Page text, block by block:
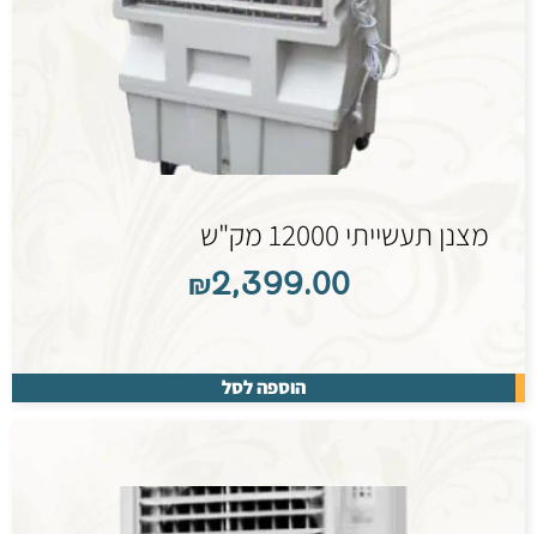
מצנן תעשייתי 12000 מק"ש
₪2,399.00
הוספה לסל